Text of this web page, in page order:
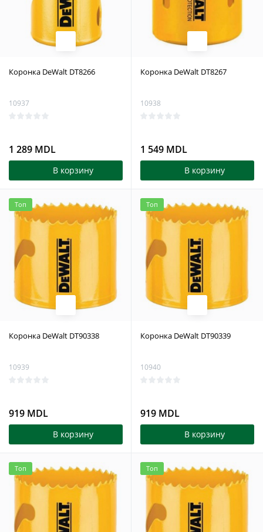
Коронка DeWalt DT8266
10937
1 289 MDL
В корзину
Коронка DeWalt DT8267
10938
1 549 MDL
В корзину
Топ
Коронка DeWalt DT90338
10939
919 MDL
В корзину
Топ
Коронка DeWalt DT90339
10940
919 MDL
В корзину
Топ Топ